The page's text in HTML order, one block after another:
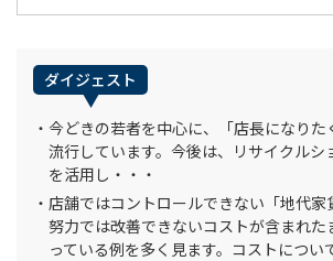
ダイジェスト
今どきの若者を中心に、「店長になりた
流行しています。今後は、リサイクルシ
を活用し・・・
店舗ではコントロールできない「地代家
努力では改善できないコストが含まれた
っている例を多く見ます。コストについ